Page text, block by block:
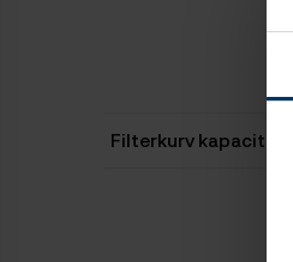
Filterkurv kapacitet